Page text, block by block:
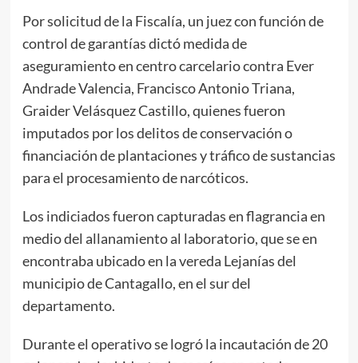
Por solicitud de la Fiscalía, un juez con función de
control de garantías dictó medida de
aseguramiento en centro carcelario contra Ever
Andrade Valencia, Francisco Antonio Triana,
Graider Velásquez Castillo, quienes fueron
imputados por los delitos de conservación o
financiación de plantaciones y tráfico de sustancias
para el procesamiento de narcóticos.
Los indiciados fueron capturadas en flagrancia en
medio del allanamiento al laboratorio, que se en
encontraba ubicado en la vereda Lejanías del
municipio de Cantagallo, en el sur del
departamento.
Durante el operativo se logró la incautación de 20